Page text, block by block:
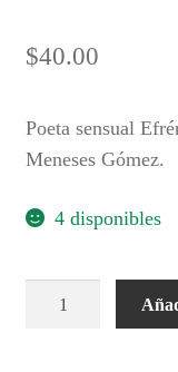
$40.00
Poeta sensual
Meneses Gómez.
4 disponibles